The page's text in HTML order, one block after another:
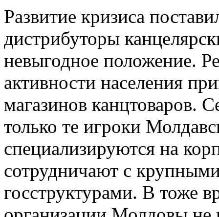
Развитие кризиса
дистрибуторы
невыгодное положение.
активности населения
магазинов канцтоваров.
только те игроки
специализируются на
сотрудничают с
госструктурами. В тоже